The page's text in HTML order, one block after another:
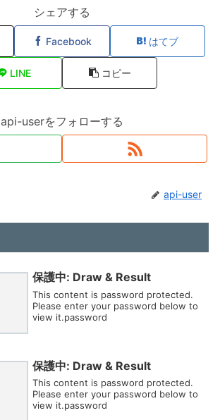
シェアする
Facebook はてブ
LINE コピー
api-userをフォローする
api-user
保護中: Draw & Result
This content is password protected.
Please enter your password below to
view it.password
保護中: Draw & Result
This content is password protected.
Please enter your password below to
view it.password